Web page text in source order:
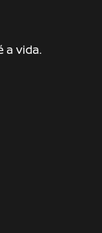
a vida.